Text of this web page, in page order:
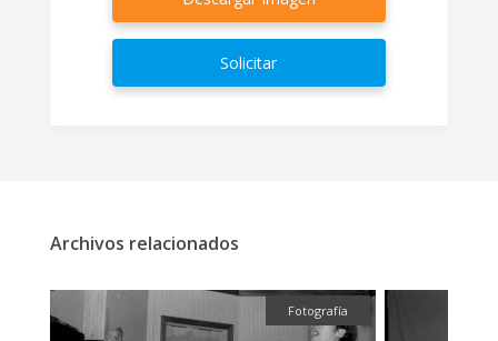
Solicitar
Archivos relacionados
Fotografía